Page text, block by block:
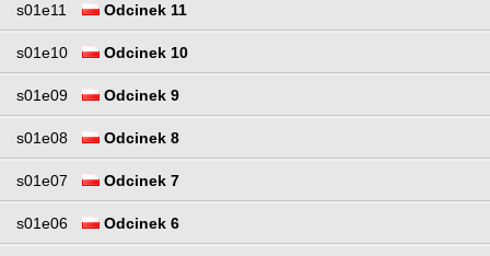
s01e11 Odcinek 11
s01e10 Odcinek 10
s01e09 Odcinek 9
s01e08 Odcinek 8
s01e07 Odcinek 7
s01e06 Odcinek 6